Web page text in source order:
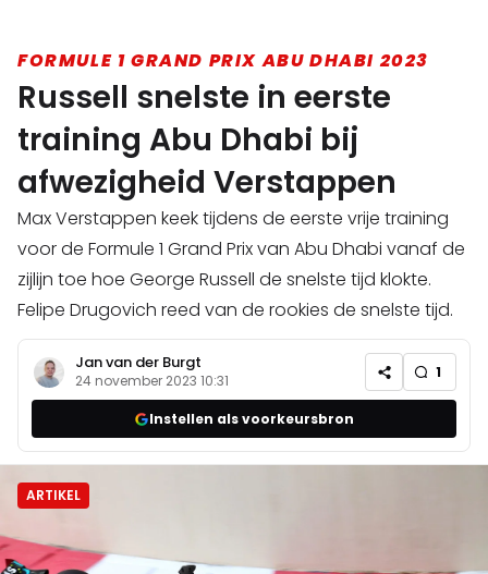
FORMULE 1 GRAND PRIX ABU DHABI 2023
Russell snelste in eerste
training Abu Dhabi bij
afwezigheid Verstappen
Max Verstappen keek tijdens de eerste vrije training
voor de Formule 1 Grand Prix van Abu Dhabi vanaf de
zijlijn toe hoe George Russell de snelste tijd klokte.
Felipe Drugovich reed van de rookies de snelste tijd.
Jan van der Burgt
24 november 2023 10:31 1
Instellen als voorkeursbron
ARTIKEL